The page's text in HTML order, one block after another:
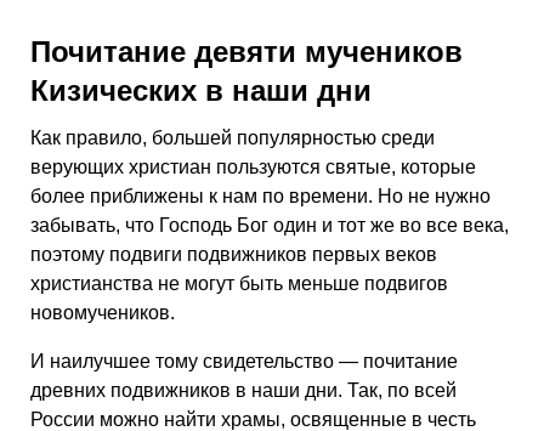
Почитание девяти мучеников
Кизических в наши дни
Как правило, большей популярностью среди
верующих христиан пользуются святые, которые
более приближены к нам по времени. Но не нужно
забывать, что Господь Бог один и тот же во все века,
поэтому подвиги подвижников первых веков
христианства не могут быть меньше подвигов
новомучеников.
И наилучшее тому свидетельство — почитание
древних подвижников в наши дни. Так, по всей
России можно найти храмы, освященные в честь